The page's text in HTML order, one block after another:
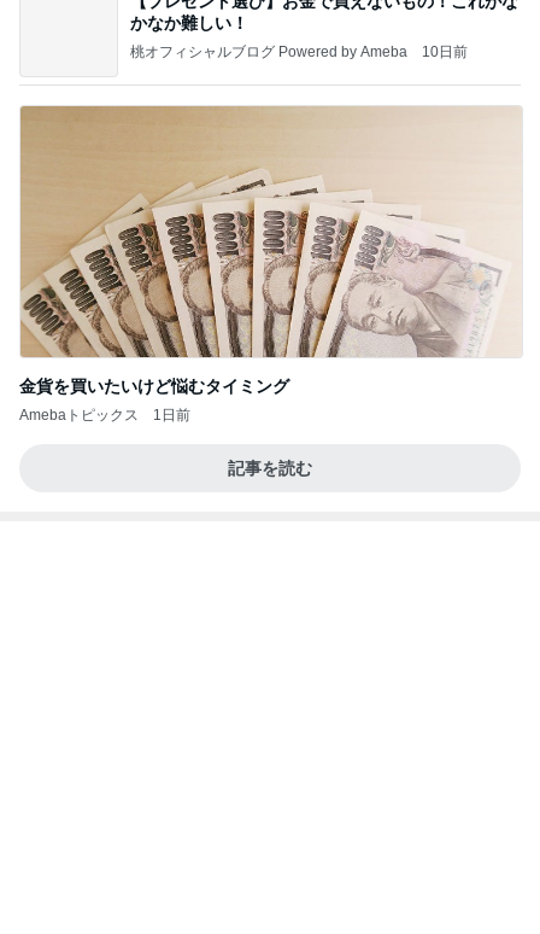
かなか難しい！
桃オフィシャルブログ Powered by Ameba 10日前
金貨を買いたいけど悩むタイミング
Amebaトピックス 1日前
記事を読む